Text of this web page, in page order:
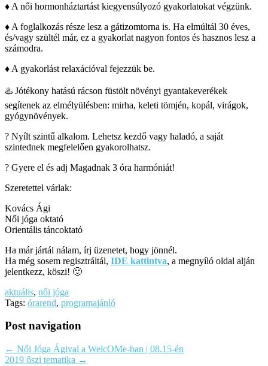
♦ A női hormonháztartást kiegyensúlyozó gyakorlatokat végzünk.
♦ A foglalkozás része lesz a gátizomtorna is. Ha elmúltál 30 éves,
és/vagy szültél már, ez a gyakorlat nagyon fontos és hasznos lesz a
számodra.
♦ A gyakorlást relaxációval fejezzük be.
♨️ Jótékony hatású rácson füstölt növényi gyantakeverékek
segítenek az elmélyülésben: mirha, keleti tömjén, kopál, virágok,
gyógynövények.
? Nyílt szintű alkalom. Lehetsz kezdő vagy haladó, a saját
szintednek megfelelően gyakorolhatsz.
? Gyere el és adj Magadnak 3 óra harmóniát!
Szeretettel várlak:
Kovács Ági
Női jóga oktató
Orientális táncoktató
Ha már jártál nálam, írj üzenetet, hogy jönnél.
Ha még sosem regisztráltál, IDE kattintva, a megnyíló oldal alján
jelentkezz, köszi! 🙂
aktuális, női jóga
Tags: órarend, programajánló
Post navigation
← Női Jóga Ágival a WelcOMe-ban | 08.15-én
2019 őszi tematika →